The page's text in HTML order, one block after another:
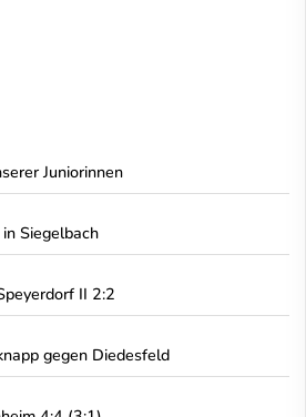
Juniorinnen
Siegelbach
II 2:2
gegen Diedesfeld